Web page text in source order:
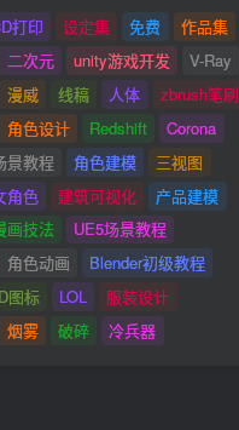
打印 设定集 免费
作品集
二次元 unity游戏开发
V-Ray
漫威 线稿 人体
zbrush笔刷
角色设计 Redshift
Corona
景教程 角色建模
三视图
角色 建筑可视化
产品建模
画技法
UE5场景教程
角色动画
Blender初级教程
图标 LOL
服装设计
烟雾 破碎 冷兵器